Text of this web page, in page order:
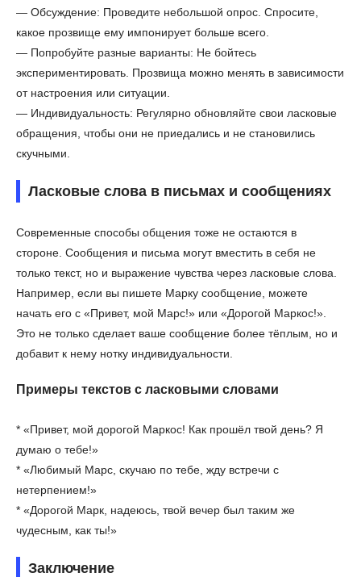
— Обсуждение: Проведите небольшой опрос. Спросите,
какое прозвище ему импонирует больше всего.
— Попробуйте разные варианты: Не бойтесь
экспериментировать. Прозвища можно менять в зависимости
от настроения или ситуации.
— Индивидуальность: Регулярно обновляйте свои ласковые
обращения, чтобы они не приедались и не становились
скучными.
Ласковые слова в письмах и сообщениях
Современные способы общения тоже не остаются в
стороне. Сообщения и письма могут вместить в себя не
только текст, но и выражение чувства через ласковые слова.
Например, если вы пишете Марку сообщение, можете
начать его с «Привет, мой Марс!» или «Дорогой Маркос!».
Это не только сделает ваше сообщение более тёплым, но и
добавит к нему нотку индивидуальности.
Примеры текстов с ласковыми словами
* «Привет, мой дорогой Маркос! Как прошёл твой день? Я
думаю о тебе!»
* «Любимый Марс, скучаю по тебе, жду встречи с
нетерпением!»
* «Дорогой Марк, надеюсь, твой вечер был таким же
чудесным, как ты!»
Заключение